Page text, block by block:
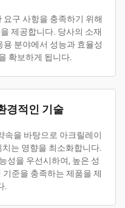
구 사항을 충족하기 위해
제공합니다. 당사의 소재
분야에서 성능과 효율성
확보하게 됩니다.
경적인 기술
속을 바탕으로 아크릴레이
는 영향을 최소화합니다.
성을 우선시하여, 높은 성
준을 충족하는 제품을 제
.